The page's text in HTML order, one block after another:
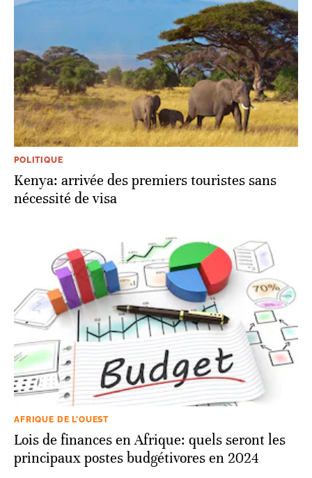
POLITIQUE
Kenya: arrivée des premiers touristes sans
nécessité de visa
AFRIQUE DE L’OUEST
Lois de finances en Afrique: quels seront les
principaux postes budgétivores en 2024